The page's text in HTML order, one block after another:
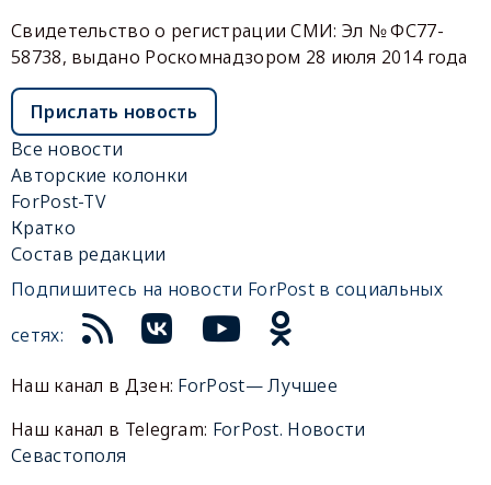
Свидетельство о регистрации СМИ: Эл № ФС77-
58738, выдано Роскомнадзором 28 июля 2014 года
Прислать новость
Все новости
Авторские колонки
ForPost-TV
Кратко
Состав редакции
Подпишитесь на новости ForPost в социальных
сетях:
Наш канал в Дзен: ForPost— Лучшее
Наш канал в Telegram: ForPost. Новости
Севастополя